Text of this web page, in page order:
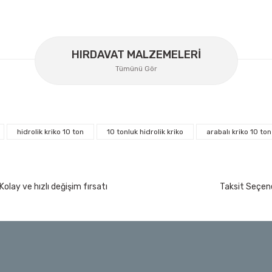
GLS Garaj GAS 12 Araç Altı Sehpa-Kriko Standı 12
İzeltaş
Ücretsiz Nakliye
3.874,20 TL
Bosch GLM 50-27 C Lazerli Uzaklık Ölçer-
HIRDAVAT MALZEMELERİ
Tümünü Gör
hidrolik kriko 10 ton 10 tonluk hidrolik kriko arabalı kriko 10 ton
Kolay ve hızlı değişim fırsatı Taksit